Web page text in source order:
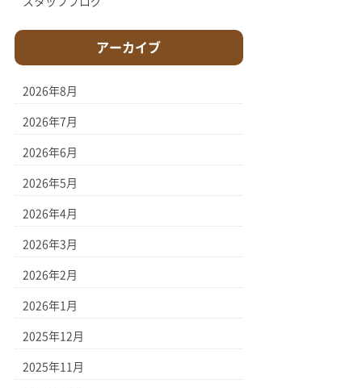
アーカイブ
2026年8月
2026年7月
2026年6月
2026年5月
2026年4月
2026年3月
2026年2月
2026年1月
2025年12月
2025年11月